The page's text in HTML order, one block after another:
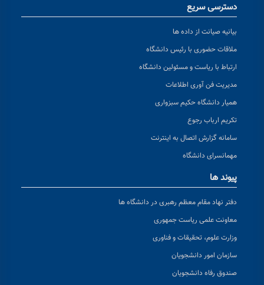
دسترسی سریع
بیانیه صیانت از داده ها
ملاقات حضوری با رئیس دانشگاه
ارتباط با ریاست و مسئولین دانشگاه
مدیریت فن آوری اطلاعات
همیار دانشگاه حکیم سبزواری
تکریم ارباب رجوع
سامانه گزارش اتصال به اینترنت
مهمانسرای دانشگاه
پیوند ها
دفتر نهاد مقام معظم رهبری در دانشگاه ها
معاونت علمی ریاست جمهوری
وزارت علوم، تحقیقات و فناوری
سازمان امور دانشجویان
صندوق رفاه دانشجویان